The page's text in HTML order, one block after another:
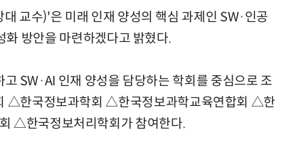
교수)'은 미래 인재 양성의 핵심 과제인 SW·인공
화 방안을 마련하겠다고 밝혔다.
SW·AI 인재 양성을 담당하는 학회를 중심으로 조
△한국정보과학회 △한국정보과학교육연합회 △한
△한국정보처리학회가 참여한다.